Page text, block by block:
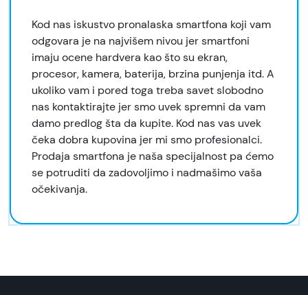
Kod nas iskustvo pronalaska smartfona koji vam
odgovara je na najvišem nivou jer smartfoni
imaju ocene hardvera kao što su ekran,
procesor, kamera, baterija, brzina punjenja itd. A
ukoliko vam i pored toga treba savet slobodno
nas kontaktirajte jer smo uvek spremni da vam
damo predlog šta da kupite. Kod nas vas uvek
čeka dobra kupovina jer mi smo profesionalci.
Prodaja smartfona je naša specijalnost pa ćemo
se potruditi da zadovoljimo i nadmašimo vaša
očekivanja.